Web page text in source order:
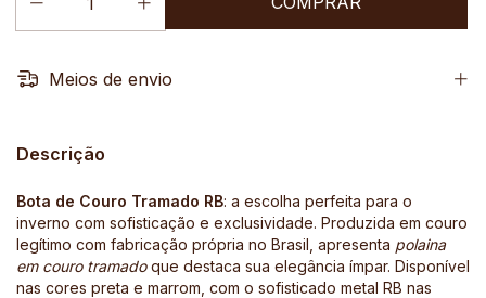
Meios de envio
Descrição
Bota de Couro Tramado RB: a escolha perfeita para o
inverno com sofisticação e exclusividade. Produzida em couro
legítimo com fabricação própria no Brasil, apresenta polaina
em couro tramadoque destaca sua elegância ímpar. Disponível
nas cores preta e marrom, com o sofisticado metal RB nas